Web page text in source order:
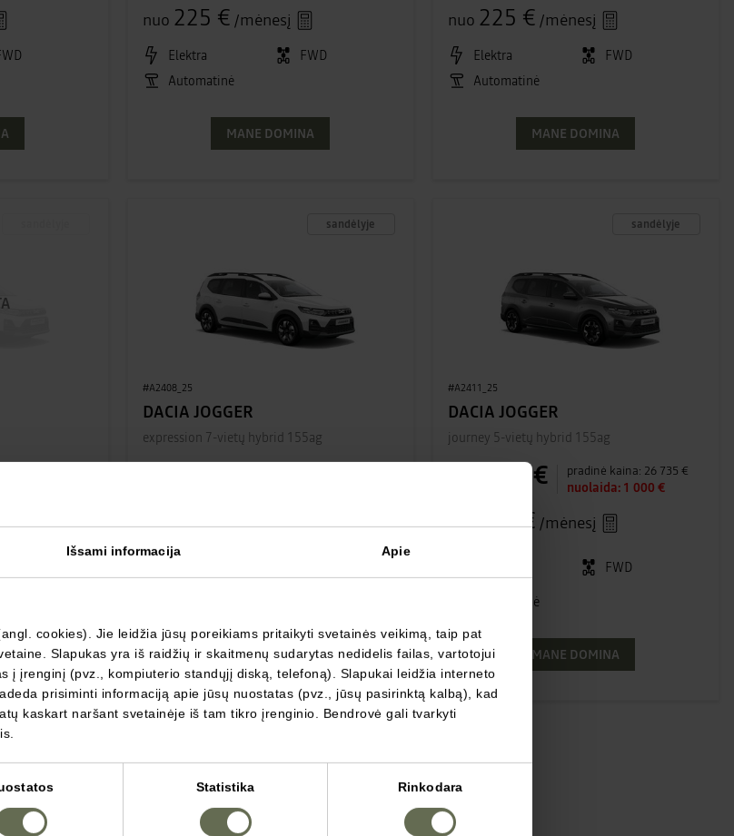
Išsami informacija Apie
cookies). Jie leidžia jūsų poreikiams pritaikyti svetainės veikimą, taip pat
Slapukas yra iš raidžių ir skaitmenų sudarytas nedidelis failas, vartotojui
į įrenginį (pvz., kompiuterio standųjį diską, telefoną). Slapukai leidžia interneto
prisiminti informaciją apie jūsų nuostatas (pvz., jūsų pasirinktą kalbą), kad
kaskart naršant svetainėje iš tam tikro įrenginio. Bendrovė gali tvarkyti
Statistika Rinkodara
nuo 225 € /mėnesį
Elektra
FWD
Automatinė
MANE DOMINA
nuo 225 € /mėnesį
Elektra
FWD
Automatinė
MANE DOMINA
sandėlyje
#A2408_25
DACIA JOGGER
expression 7-vietų hybrid 155ag
nuo294 €/mėnesį
Hibridas
(Benz./El.)
MANE DOMINA
sandėlyje
#A2411_25
DACIA JOGGER
journey 5-vietų hybrid 155ag
25 735 € pradinė kaina: 26 735 €
nuolaida: 1 000 €
nuo312 € /mėnesį
(Benz./El.)
FWD
Automatinė
MANE DOMINA